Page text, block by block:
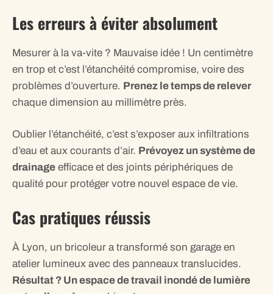
Les erreurs à éviter absolument
Mesurer à la va-vite ? Mauvaise idée ! Un centimètre
en trop et c’est l’étanchéité compromise, voire des
problèmes d’ouverture. Prenez le temps de relever
chaque dimension au millimètre près.
Oublier l’étanchéité, c’est s’exposer aux infiltrations
d’eau et aux courants d’air. Prévoyez un système de
drainage efficace et des joints périphériques de
qualité pour protéger votre nouvel espace de vie.
Cas pratiques réussis
À Lyon, un bricoleur a transformé son garage en
atelier lumineux avec des panneaux translucides.
Résultat ? Un espace de travail inondé de lumière